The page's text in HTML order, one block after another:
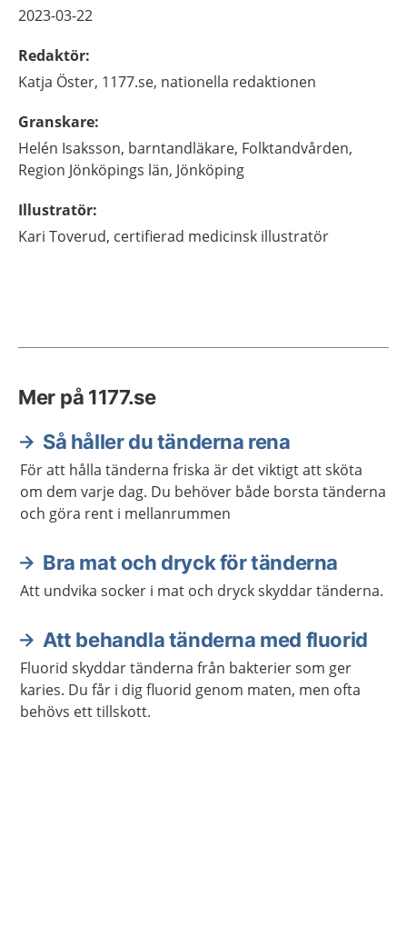
2023-03-22
Redaktör:
Katja Öster, 1177.se, nationella redaktionen
Granskare:
Helén Isaksson, barntandläkare, Folktandvården,
Region Jönköpings län, Jönköping
Illustratör:
Kari Toverud, certifierad medicinsk illustratör
Mer på 1177.se
Så håller du tänderna rena
För att hålla tänderna friska är det viktigt att sköta
om dem varje dag. Du behöver både borsta tänderna
och göra rent i mellanrummen
Bra mat och dryck för tänderna
Att undvika socker i mat och dryck skyddar tänderna.
Att behandla tänderna med fluorid
Fluorid skyddar tänderna från bakterier som ger
karies. Du får i dig fluorid genom maten, men ofta
behövs ett tillskott.